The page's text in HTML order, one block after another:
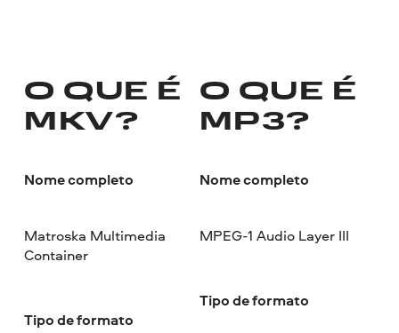
O QUE É
MKV?
Nome completo
Matroska Multimedia
Container
Tipo de formato
O QUE É
MP3?
Nome completo
MPEG-1 Audio Layer III
Tipo de formato